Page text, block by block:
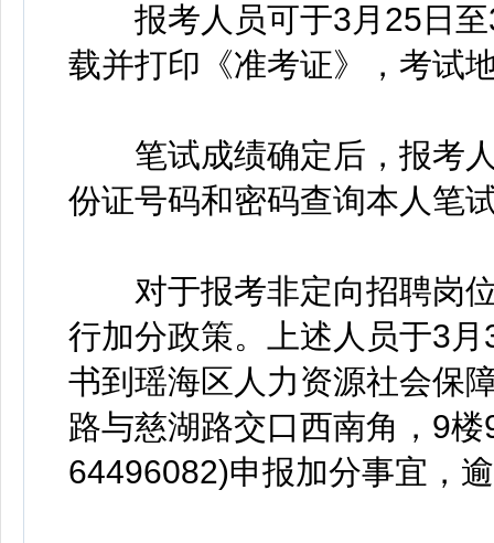
报考人员可于3月25日至
载并打印《准考证》，考试
笔试成绩确定后，报考人
份证号码和密码查询本人笔
对于报考非定向招聘岗位
行加分政策。上述人员于3
书到瑶海区人力资源社会保
路与慈湖路交口西南角，9
64496082)申报加分事宜，